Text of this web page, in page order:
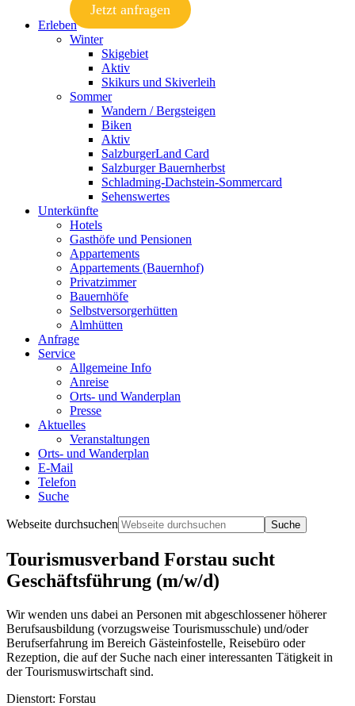
Jetzt anfragen
Erleben
Winter
Skigebiet
Aktiv
Skikurs und Skiverleih
Sommer
Wandern / Bergsteigen
Biken
Aktiv
SalzburgerLand Card
Salzburger Bauernherbst
Schladming-Dachstein-Sommercard
Sehenswertes
Unterkünfte
Hotels
Gasthöfe und Pensionen
Appartements
Appartements (Bauernhof)
Privatzimmer
Bauernhöfe
Selbstversorgerhütten
Almhütten
Anfrage
Service
Allgemeine Info
Anreise
Orts- und Wanderplan
Presse
Aktuelles
Veranstaltungen
Orts- und Wanderplan
E-Mail
Telefon
Suche
Webseite durchsuchen
Tourismusverband Forstau sucht
Geschäftsführung (m/w/d)
Wir wenden uns dabei an Personen mit abgeschlossener höherer
Berufsausbildung (vorzugsweise Tourismusschule) und/oder
Berufserfahrung im Bereich Gästeinfostelle, Reisebüro oder
Rezeption, die auf der Suche nach einer interessanten Tätigkeit in
der Tourismuswirtschaft sind.
Dienstort: Forstau